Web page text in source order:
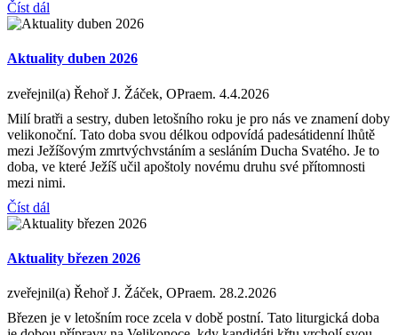
Číst dál
Aktuality duben 2026
zveřejnil(a) Řehoř J. Žáček, OPraem. 4.4.2026
Milí bratři a sestry, duben letošního roku je pro nás ve znamení doby
velikonoční. Tato doba svou délkou odpovídá padesátidenní lhůtě
mezi Ježíšovým zmrtvýchvstáním a sesláním Ducha Svatého. Je to
doba, ve které Ježíš učil apoštoly novému druhu své přítomnosti
mezi nimi.
Číst dál
Aktuality březen 2026
zveřejnil(a) Řehoř J. Žáček, OPraem. 28.2.2026
Březen je v letošním roce zcela v době postní. Tato liturgická doba